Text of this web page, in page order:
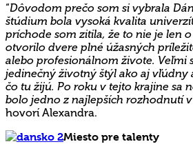
“Dôvodom prečo som si vybrala
štúdium bola vysoká kvalita
príchode som zitila, že to nie je len
otvorilo dvere plné úžasných
alebo profesionálnom živote. Veľmi
jedinečný životný štýl ako aj vľúdny
čo tu žijú. Po roku v tejto krajine sa
bolo jedno z najlepších rozhodnutí
hovorí Alexandra.
Miesto pre talenty